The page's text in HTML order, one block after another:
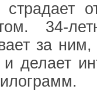
страдает
34-
за ним,
делает